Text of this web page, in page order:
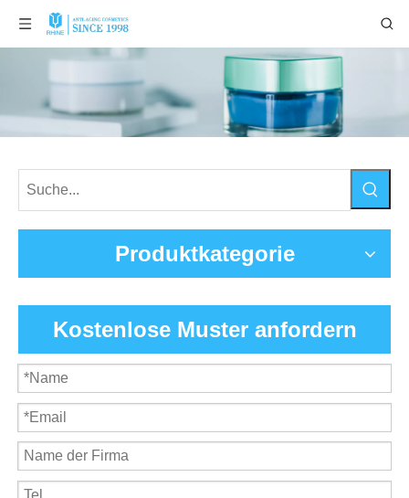
Produktkategorie
Kostenlose Muster anfordern